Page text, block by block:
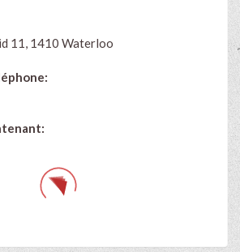
11, 1410 Waterloo